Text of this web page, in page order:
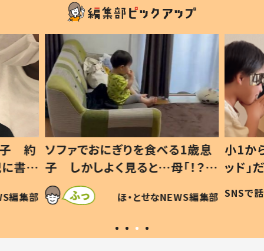
歳息
？」
編集部
小1から不登校、息子は「ギフテ
ッド」だった 父が“ウチ給食”を
作り続ける理由とは #令和の親
#令和の子
SNSで話題 ほ・とせなNEWS編集部
ひ孫
が、抱
「涙
い」